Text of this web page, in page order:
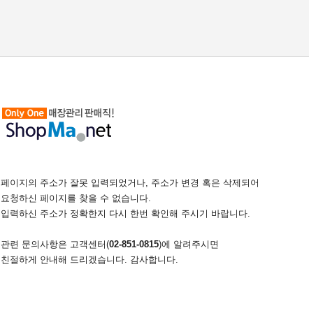
페이지의 주소가 잘못 입력되었거나, 주소가 변경 혹은 삭제되어
요청하신 페이지를 찾을 수 없습니다.
입력하신 주소가 정확한지 다시 한번 확인해 주시기 바랍니다.
관련 문의사항은 고객센터(02-851-0815)에 알려주시면
친절하게 안내해 드리겠습니다. 감사합니다.